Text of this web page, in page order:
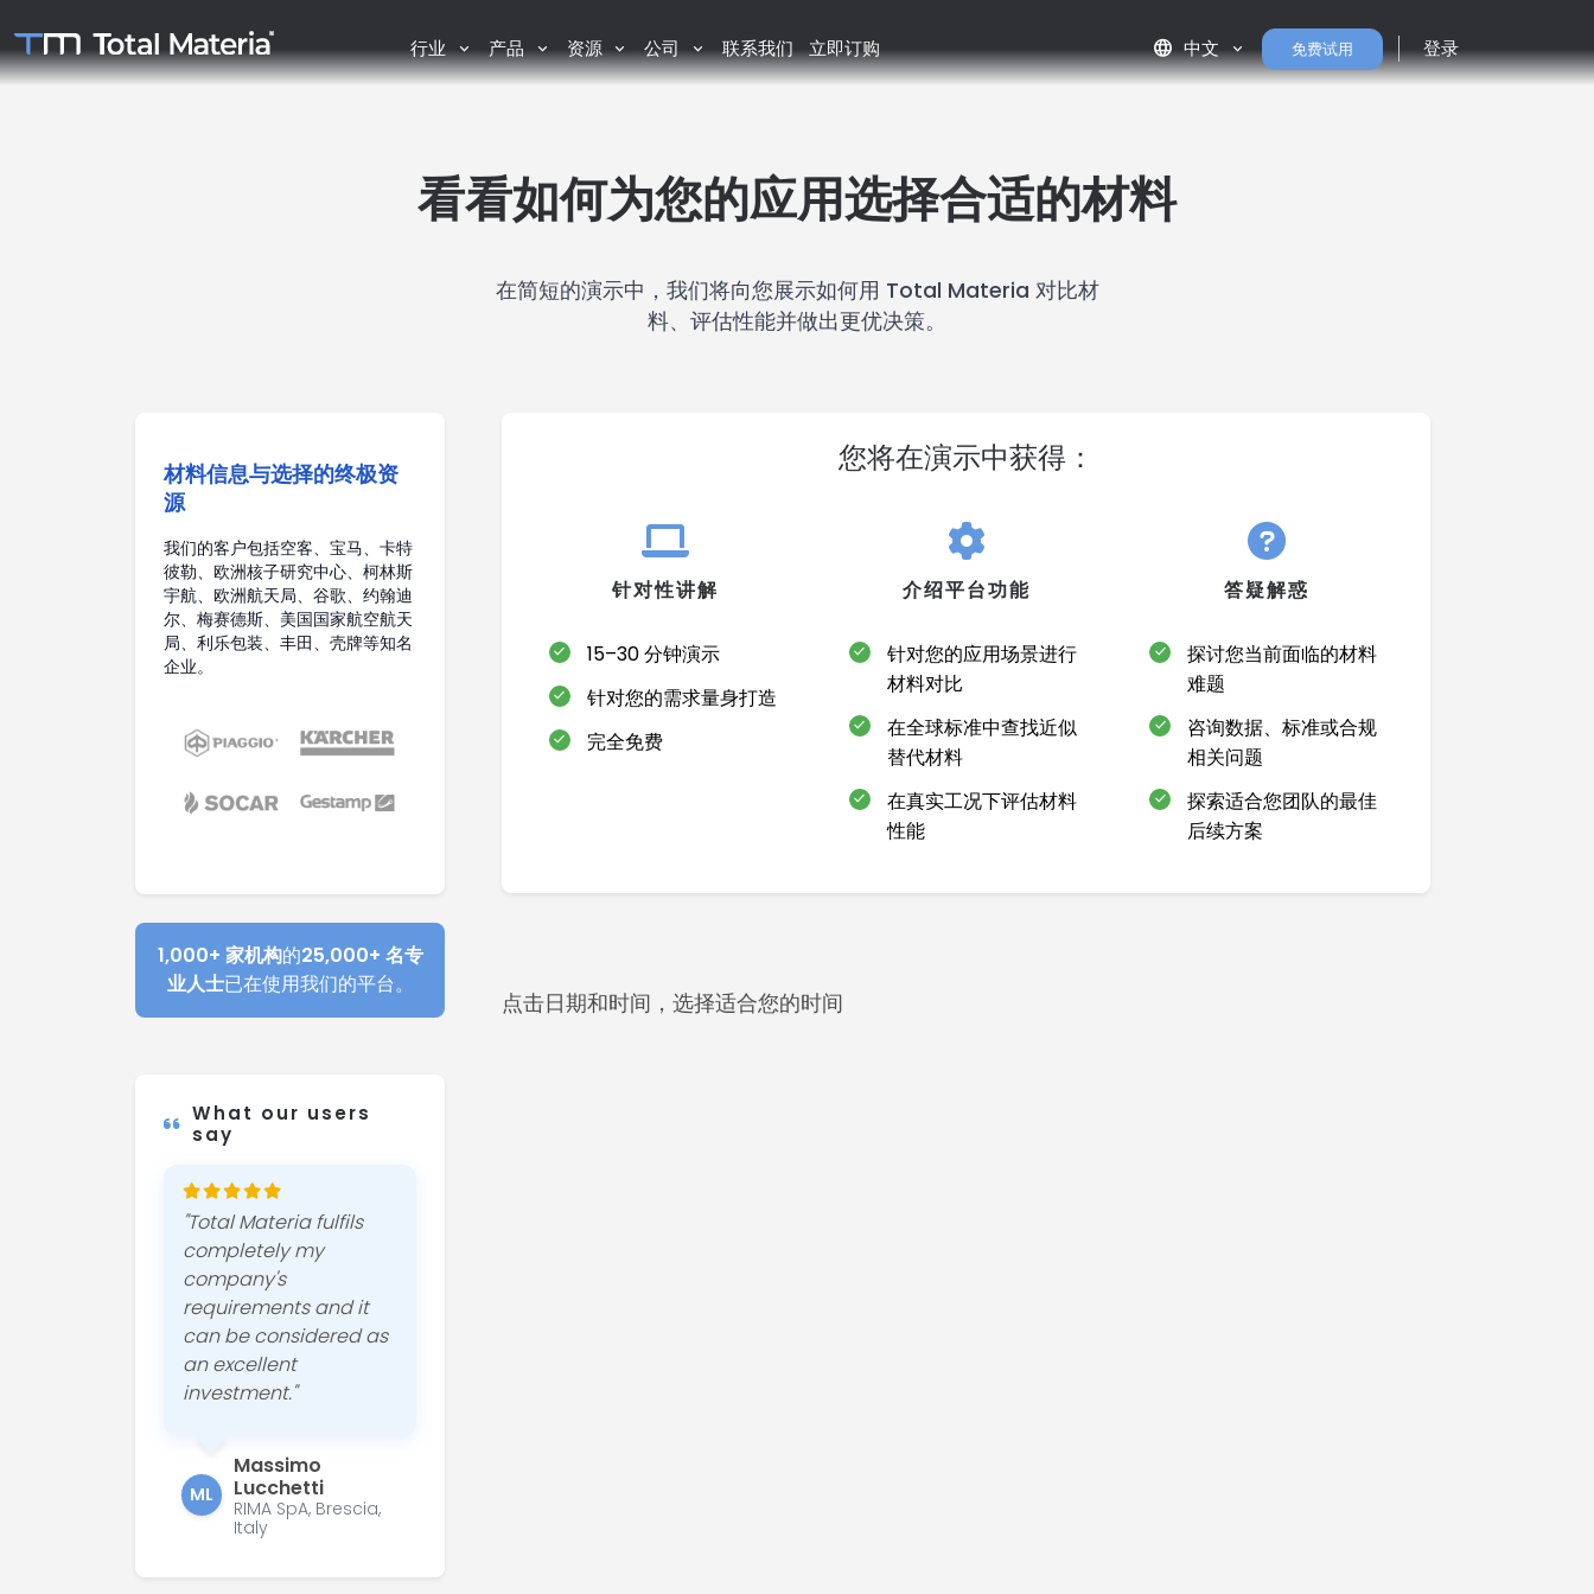
行业 产品 资源 公司 联系我们 立即订购 language 中文 免费试用 登录
看看如何为您的应用选择合适的材料
在简短的演示中，我们将向您展示如何用 Total Materia 对比材
料、评估性能并做出更优决策。
材料信息与选择的终极资
源
我们的客户包括空客、宝马、卡特
彼勒、欧洲核子研究中心、柯林斯
宇航、欧洲航天局、谷歌、约翰迪
尔、梅赛德斯、美国国家航空航天
局、利乐包装、丰田、壳牌等知名
企业。
1,000+ 家机构的25,000+ 名专
业人士已在使用我们的平台。
What our users
say
"Total Materia fulfils
completely my
company's
requirements and it
can be considered as
an excellent
investment."
ML
Massimo
Lucchetti
RIMA SpA, Brescia,
Italy
您将在演示中获得：
针对性讲解
15–30 分钟演示
针对您的需求量身打造
完全免费
介绍平台功能
针对您的应用场景进行
材料对比
在全球标准中查找近似
替代材料
在真实工况下评估材料
性能
答疑解惑
探讨您当前面临的材料
难题
咨询数据、标准或合规
相关问题
探索适合您团队的最佳
后续方案
点击日期和时间，选择适合您的时间